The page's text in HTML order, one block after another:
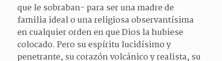
que le sobraban- para ser una madre de
familia ideal o una religiosa observantísima
en cualquier orden en que Dios la hubiese
colocado. Pero su espíritu lucidísimo y
penetrante, su corazón volcánico y realista, su